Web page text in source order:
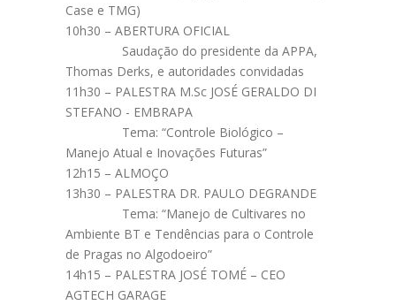
Case e TMG)
10h30 – ABERTURA OFICIAL
Saudação do presidente da APPA,
Thomas Derks, e autoridades convidadas
11h30 – PALESTRA M.Sc JOSÉ GERALDO DI
STEFANO - EMBRAPA
Tema: “Controle Biológico –
Manejo Atual e Inovações Futuras”
12h15 – ALMOÇO
13h30 – PALESTRA DR. PAULO DEGRANDE
Tema: “Manejo de Cultivares no
Ambiente BT e Tendências para o Controle
de Pragas no Algodoeiro”
14h15 – PALESTRA JOSÉ TOMÉ – CEO
AGTECH GARAGE